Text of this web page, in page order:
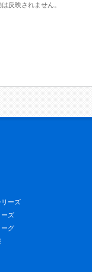
反映されません。
ーズ
ーズ
グ